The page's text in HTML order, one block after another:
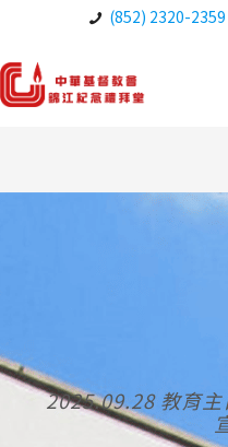
(852) 2320-2359
2025.09.28 教育